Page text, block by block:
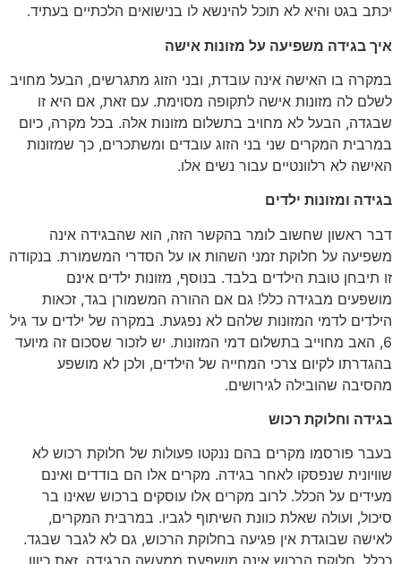
יכתב בגט והיא לא תוכל להינשא לו בנישואים הלכתיים בעתיד.
איך בגידה משפיעה על מזונות אישה
במקרה בו האישה אינה עובדת, ובני הזוג מתגרשים, הבעל מחויב
לשלם לה מזונות אישה לתקופה מסוימת. עם זאת, אם היא זו
שבגדה, הבעל לא מחויב בתשלום מזונות אלה. בכל מקרה, כיום
במרבית המקרים שני בני הזוג עובדים ומשתכרים, כך שמזונות
האישה לא רלוונטיים עבור נשים אלו.
בגידה ומזונות ילדים
דבר ראשון שחשוב לומר בהקשר הזה, הוא שהבגידה אינה
משפיעה על חלוקת זמני השהות או על הסדרי המשמורת. בנקודה
זו תיבחן טובת הילדים בלבד. בנוסף, מזונות ילדים אינם
מושפעים מבגידה כלל! גם אם ההורה המשמורן בגד, זכאות
הילדים לדמי המזונות שלהם לא נפגעת. במקרה של ילדים עד גיל
6, האב מחוייב בתשלום דמי המזונות. יש לזכור שסכום זה מיועד
בהגדרתו לקיום צרכי המחייה של הילדים, ולכן לא מושפע
מהסיבה שהובילה לגירושים.
בגידה וחלוקת רכוש
בעבר פורסמו מקרים בהם ננקטו פעולות של חלוקת רכוש לא
שוויונית שנפסקו לאחר בגידה. מקרים אלו הם בודדים ואינם
מעידים על הכלל. לרוב מקרים אלו עוסקים ברכוש שאינו בר
סיכול, ועולה שאלת כוונת השיתוף לגביו. במרבית המקרים,
לאישה שבוגדת אין פגיעה בחלוקת הרכוש, גם לא לגבר שבגד.